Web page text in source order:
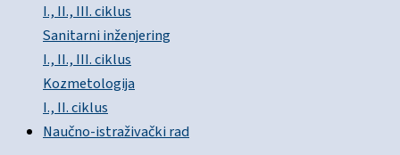
I., II., III. ciklus
Sanitarni inženjering
I., II., III. ciklus
Kozmetologija
I., II. ciklus
Naučno-istraživački rad